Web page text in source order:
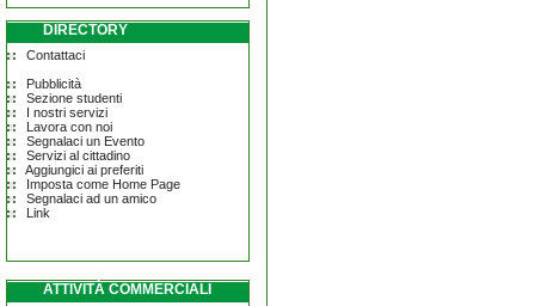
DIRECTORY
Contattaci
Pubblicità
Sezione studenti
I nostri servizi
Lavora con noi
Segnalaci un Evento
Servizi al cittadino
Aggiungici ai preferiti
Imposta come Home Page
Segnalaci ad un amico
Link
ATTIVITÀ COMMERCIALI